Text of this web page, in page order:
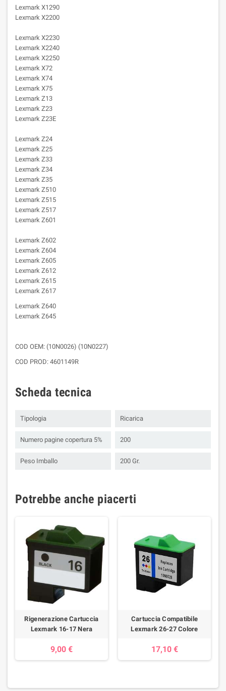
Lexmark X1290
Lexmark X2200
Lexmark X2230
Lexmark X2240
Lexmark X2250
Lexmark X72
Lexmark X74
Lexmark X75
Lexmark Z13
Lexmark Z23
Lexmark Z23E
Lexmark Z24
Lexmark Z25
Lexmark Z33
Lexmark Z34
Lexmark Z35
Lexmark Z510
Lexmark Z515
Lexmark Z517
Lexmark Z601
Lexmark Z602
Lexmark Z604
Lexmark Z605
Lexmark Z612
Lexmark Z615
Lexmark Z617
Lexmark Z640
Lexmark Z645
COD OEM: (10N0026) (10N0227)
COD PROD: 4601149R
Scheda tecnica
Tipologia Ricarica
Numero pagine copertura 5% 200
Peso Imballo 200 Gr.
Potrebbe anche piacerti
Rigenerazione Cartuccia
Lexmark 16-17 Nera
9,00 €
Cartuccia Compatibile
Lexmark 26-27 Colore
17,10 €